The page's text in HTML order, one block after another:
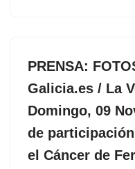
PRENSA:
Galicia.es / La
Domingo, 09
de
el Cáncer de